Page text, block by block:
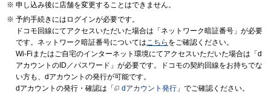
申し込み後に店舗を変更することはできません。
予約手続きにはログインが必要です。
ドコモ回線にてアクセスいただいた場合は「ネットワーク暗証番号」が必要
です。ネットワーク暗証番号についてはこちら をご確認ください。
Wi-Fiまたはご自宅のインターネット環境にてアクセスいただいた場合は「d
アカウントのID／パスワード」が必要です。ドコモの契約回線をお持ちでな
い方も、dアカウントの発行が可能です。
dアカウントの発行・確認は「
dアカウント発行 」でご確認ください。